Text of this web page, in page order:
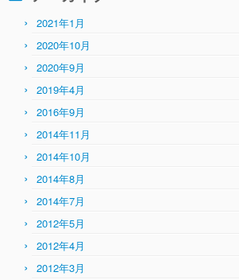
2021年1月
2020年10月
2020年9月
2019年4月
2016年9月
2014年11月
2014年10月
2014年8月
2014年7月
2012年5月
2012年4月
2012年3月